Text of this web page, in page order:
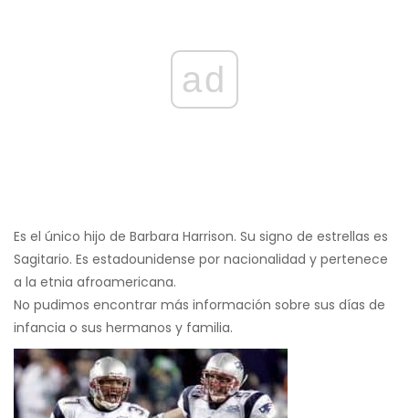
ad
Es el único hijo de Barbara Harrison. Su signo de estrellas es
Sagitario. Es estadounidense por nacionalidad y pertenece
a la etnia afroamericana.
No pudimos encontrar más información sobre sus días de
infancia o sus hermanos y familia.